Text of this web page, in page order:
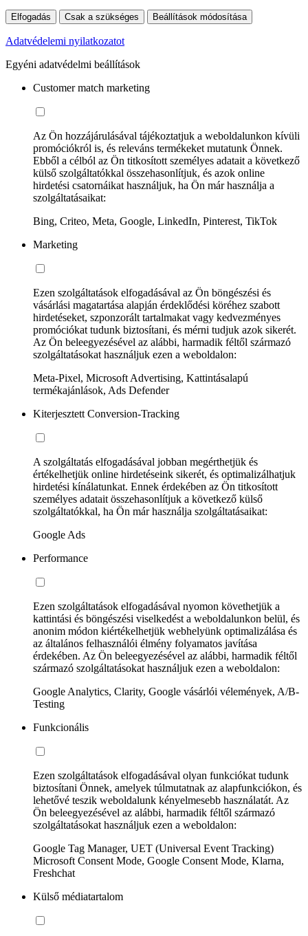
Elfogadás Csak a szükséges Beállítások módosítása
Adatvédelemi nyilatkozatot
Egyéni adatvédelmi beállítások
Customer match marketing
Az Ön hozzájárulásával tájékoztatjuk a weboldalunkon kívüli
promóciókról is, és releváns termékeket mutatunk Önnek.
Ebből a célból az Ön titkosított személyes adatait a következő
külső szolgáltatókkal összehasonlítjuk, és azok online
hirdetési csatornáikat használjuk, ha Ön már használja a
szolgáltatásaikat:
Bing, Criteo, Meta, Google, LinkedIn, Pinterest, TikTok
Marketing
Ezen szolgáltatások elfogadásával az Ön böngészési és
vásárlási magatartása alapján érdeklődési köréhez szabott
hirdetéseket, szponzorált tartalmakat vagy kedvezményes
promóciókat tudunk biztosítani, és mérni tudjuk azok sikerét.
Az Ön beleegyezésével az alábbi, harmadik féltől származó
szolgáltatásokat használjuk ezen a weboldalon:
Meta-Pixel, Microsoft Advertising, Kattintásalapú
termékajánlások, Ads Defender
Kiterjesztett Conversion-Tracking
A szolgáltatás elfogadásával jobban megérthetjük és
értékelhetjük online hirdetéseink sikerét, és optimalizálhatjuk
hirdetési kínálatunkat. Ennek érdekében az Ön titkosított
személyes adatait összehasonlítjuk a következő külső
szolgáltatókkal, ha Ön már használja szolgáltatásaikat:
Google Ads
Performance
Ezen szolgáltatások elfogadásával nyomon követhetjük a
kattintási és böngészési viselkedést a weboldalunkon belül, és
anonim módon kiértékelhetjük webhelyünk optimalizálása és
az általános felhasználói élmény folyamatos javítása
érdekében. Az Ön beleegyezésével az alábbi, harmadik féltől
származó szolgáltatásokat használjuk ezen a weboldalon:
Google Analytics, Clarity, Google vásárlói vélemények, A/B-
Testing
Funkcionális
Ezen szolgáltatások elfogadásával olyan funkciókat tudunk
biztosítani Önnek, amelyek túlmutatnak az alapfunkciókon, és
lehetővé teszik weboldalunk kényelmesebb használatát. Az
Ön beleegyezésével az alábbi, harmadik féltől származó
szolgáltatásokat használjuk ezen a weboldalon:
Google Tag Manager, UET (Universal Event Tracking)
Microsoft Consent Mode, Google Consent Mode, Klarna,
Freshchat
Külső médiatartalom